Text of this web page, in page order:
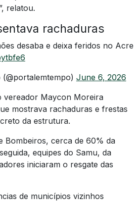
relatou.
rachaduras
desaba e deixa feridos no Acre
June 6, 2026
vereador Maycon Moreira
mostrava rachaduras e frestas
da estrutura.
Bombeiros, cerca de 60% da
equipes do Samu, da
iniciaram o resgate das
de municípios vizinhos